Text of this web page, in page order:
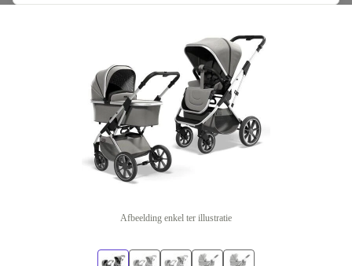
Afbeelding enkel ter illustratie